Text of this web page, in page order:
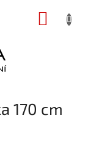
170 cm